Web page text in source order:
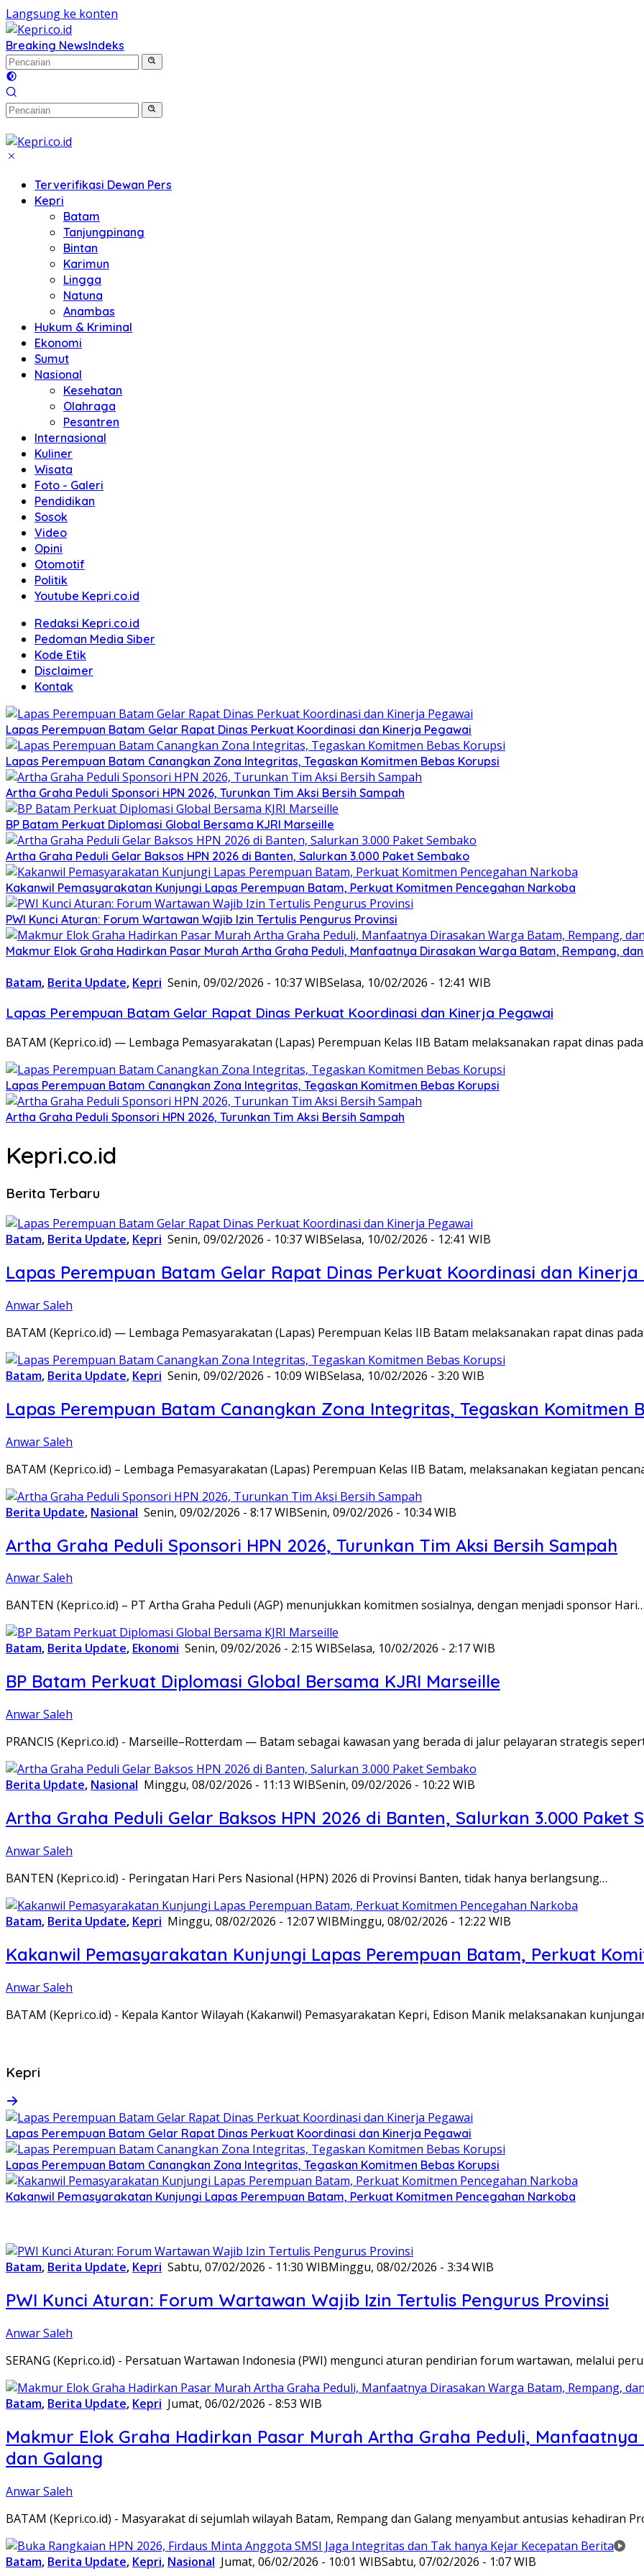
Langsung ke konten
Breaking NewsIndeks
Terverifikasi Dewan Pers
Kepri
Batam
Tanjungpinang
Bintan
Karimun
Lingga
Natuna
Anambas
Hukum & Kriminal
Ekonomi
Sumut
Nasional
Kesehatan
Olahraga
Pesantren
Internasional
Kuliner
Wisata
Foto - Galeri
Pendidikan
Sosok
Video
Opini
Otomotif
Politik
Youtube Kepri.co.id
Redaksi Kepri.co.id
Pedoman Media Siber
Kode Etik
Disclaimer
Kontak
Lapas Perempuan Batam Gelar Rapat Dinas Perkuat Koordinasi dan Kinerja Pegawai
Lapas Perempuan Batam Canangkan Zona Integritas, Tegaskan Komitmen Bebas Korupsi
Artha Graha Peduli Sponsori HPN 2026, Turunkan Tim Aksi Bersih Sampah
BP Batam Perkuat Diplomasi Global Bersama KJRI Marseille
Artha Graha Peduli Gelar Baksos HPN 2026 di Banten, Salurkan 3.000 Paket Sembako
Kakanwil Pemasyarakatan Kunjungi Lapas Perempuan Batam, Perkuat Komitmen Pencegahan Narkoba
PWI Kunci Aturan: Forum Wartawan Wajib Izin Tertulis Pengurus Provinsi
Makmur Elok Graha Hadirkan Pasar Murah Artha Graha Peduli, Manfaatnya Dirasakan Warga Batam, Rempang,
Batam, Berita Update, Kepri Senin, 09/02/2026 - 10:37 WIBSelasa, 10/02/2026 - 12:41 WIB
Lapas Perempuan Batam Gelar Rapat Dinas Perkuat Koordinasi dan Kinerja Pegawai
BATAM (Kepri.co.id) — Lembaga Pemasyarakatan (Lapas) Perempuan Kelas IIB Batam melaksanakan rapat dinas
Lapas Perempuan Batam Canangkan Zona Integritas, Tegaskan Komitmen Bebas Korupsi
Artha Graha Peduli Sponsori HPN 2026, Turunkan Tim Aksi Bersih Sampah
Kepri.co.id
Berita Terbaru
Batam, Berita Update, Kepri Senin, 09/02/2026 - 10:37 WIBSelasa, 10/02/2026 - 12:41 WIB
Lapas Perempuan Batam Gelar Rapat Dinas Perkuat Koordinasi dan Kinerja
Anwar Saleh
BATAM (Kepri.co.id) — Lembaga Pemasyarakatan (Lapas) Perempuan Kelas IIB Batam melaksanakan rapat dinas
Batam, Berita Update, Kepri Senin, 09/02/2026 - 10:09 WIBSelasa, 10/02/2026 - 3:20 WIB
Lapas Perempuan Batam Canangkan Zona Integritas, Tegaskan Komitmen
Anwar Saleh
BATAM (Kepri.co.id) – Lembaga Pemasyarakatan (Lapas) Perempuan Kelas IIB Batam, melaksanakan kegiatan
Berita Update, Nasional Senin, 09/02/2026 - 8:17 WIBSenin, 09/02/2026 - 10:34 WIB
Artha Graha Peduli Sponsori HPN 2026, Turunkan Tim Aksi Bersih Sampah
Anwar Saleh
BANTEN (Kepri.co.id) – PT Artha Graha Peduli (AGP) menunjukkan komitmen sosialnya, dengan menjadi sponsor Hari…
Batam, Berita Update, Ekonomi Senin, 09/02/2026 - 2:15 WIBSelasa, 10/02/2026 - 2:17 WIB
BP Batam Perkuat Diplomasi Global Bersama KJRI Marseille
Anwar Saleh
PRANCIS (Kepri.co.id) - Marseille–Rotterdam — Batam sebagai kawasan yang berada di jalur pelayaran strategis
Berita Update, Nasional Minggu, 08/02/2026 - 11:13 WIBSenin, 09/02/2026 - 10:22 WIB
Artha Graha Peduli Gelar Baksos HPN 2026 di Banten, Salurkan 3.000 Paket
Anwar Saleh
BANTEN (Kepri.co.id) - Peringatan Hari Pers Nasional (HPN) 2026 di Provinsi Banten, tidak hanya berlangsung…
Batam, Berita Update, Kepri Minggu, 08/02/2026 - 12:07 WIBMinggu, 08/02/2026 - 12:22 WIB
Kakanwil Pemasyarakatan Kunjungi Lapas Perempuan Batam, Perkuat
Anwar Saleh
BATAM (Kepri.co.id) - Kepala Kantor Wilayah (Kakanwil) Pemasyarakatan Kepri, Edison Manik melaksanakan
Kepri
Lapas Perempuan Batam Gelar Rapat Dinas Perkuat Koordinasi dan Kinerja Pegawai
Lapas Perempuan Batam Canangkan Zona Integritas, Tegaskan Komitmen Bebas Korupsi
Kakanwil Pemasyarakatan Kunjungi Lapas Perempuan Batam, Perkuat Komitmen Pencegahan Narkoba
Batam, Berita Update, Kepri Sabtu, 07/02/2026 - 11:30 WIBMinggu, 08/02/2026 - 3:34 WIB
PWI Kunci Aturan: Forum Wartawan Wajib Izin Tertulis Pengurus Provinsi
Anwar Saleh
SERANG (Kepri.co.id) - Persatuan Wartawan Indonesia (PWI) mengunci aturan pendirian forum wartawan, melalui
Batam, Berita Update, Kepri Jumat, 06/02/2026 - 8:53 WIB
Makmur Elok Graha Hadirkan Pasar Murah Artha Graha Peduli,
dan Galang
Anwar Saleh
BATAM (Kepri.co.id) - Masyarakat di sejumlah wilayah Batam, Rempang dan Galang menyambut antusias kehadiran
Batam, Berita Update, Kepri, Nasional Jumat, 06/02/2026 - 10:01 WIBSabtu, 07/02/2026 - 1:07 WIB